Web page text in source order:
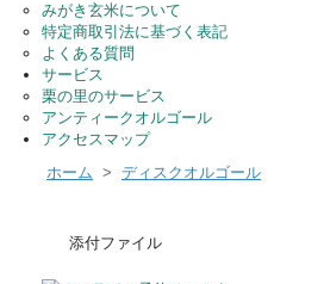
みがき玄米について
特定商取引法に基づく表記
よくある質問
サービス
栗の里のサービス
アンティークオルゴール
アクセスマップ
ホーム > ディスクオルゴール
添付ファイル